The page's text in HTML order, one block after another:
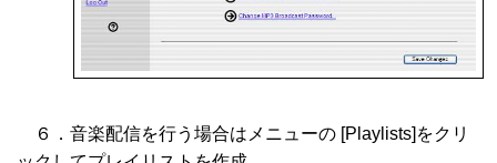
６．音楽配信を行う場合はメニューの [Playlists]をクリ